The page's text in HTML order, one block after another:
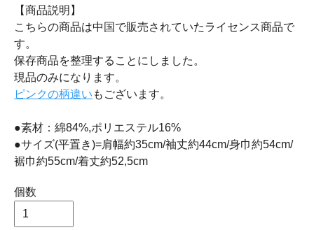
【商品説明】
こちらの商品は中国で販売されていたライセンス商品で
す。
保存商品を整理することにしました。
現品のみになります。
ピンクの柄違い もございます。
●素材：綿84%,ポリエステル16%
●サイズ(平置き)=肩幅約35cm/袖丈約44cm/身巾約54cm/
裾巾約55cm/着丈約52,5cm
個数